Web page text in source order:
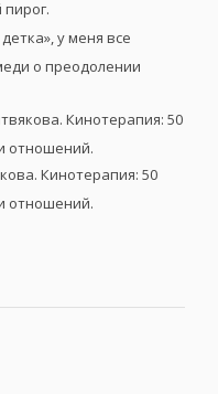
у меня все
о преодолении
Кинотерапия: 50
отношений.
Кинотерапия: 50
отношений.